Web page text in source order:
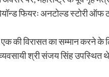
फियरः अनटोल्ड स्टोरी
की विरासत का सम्मान करने
श्री संजय सिंह उपस्थित